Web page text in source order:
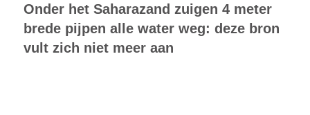
Onder het Saharazand zuigen 4 meter
brede pijpen alle water weg: deze bron
vult zich niet meer aan